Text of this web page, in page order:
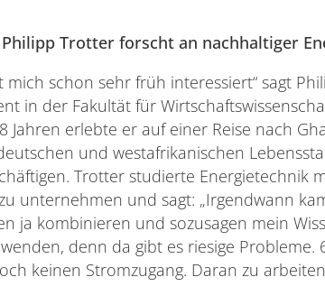
Trotter forscht an nachhaltiger
mich schon sehr früh interessiert“ sagt
in der Fakultät für
Jahren erlebte er auf einer Reise nach
und westafrikanischen
Trotter studierte Energietechnik
unternehmen und sagt: „Irgendwann
ja kombinieren und sozusagen mein
denn da gibt es riesige Probleme.
keinen Stromzugang. Daran zu